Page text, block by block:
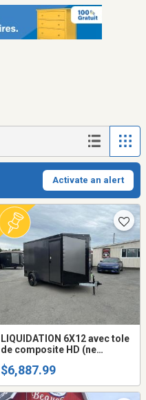
Activate an alert
LIQUIDATION 6X12 avec tole
de composite HD (ne
fermée trailer cargo fermer
+595$)
$6,887.99